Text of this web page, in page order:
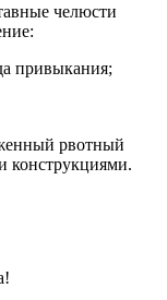
челюсти
привыкания;
рвотный
конструкциями.